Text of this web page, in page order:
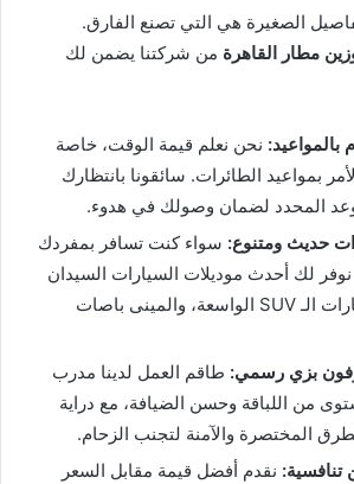
الصغيرة هي التي تصنع الفارق.
مطار القاهرة من شركتنا يضمن لك
بالمواعيد: نحن نعلم قيمة الوقت، خاصة
بمواعيد الطائرات. سائقونا بانتظارك
المحدد لضمان وصولك في هدوء.
حديث ومتنوع: سواء كنت تسافر بمفردك
نوفر لك أحدث موديلات السيارات السيدان
الفاخرة، وسيارات الـ SUV الواسعة، والمينى باصات
بزي رسمي: طاقم العمل لدينا مدرب
من اللباقة وحسن الضيافة، مع دراية
المختصرة والآمنة لتجنب الزحام.
تنافسية: نقدم أفضل قيمة مقابل السعر